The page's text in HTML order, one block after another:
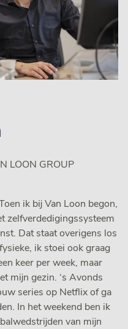
LOON GROUP
ik bij Van Loon begon,
zelfverdedigingssysteem
Dat staat overigens los
ik stoei ook graag
keer per week, maar
mijn gezin. ‘s Avonds
series op Netflix of ga
In het weekend ben ik
van mijn